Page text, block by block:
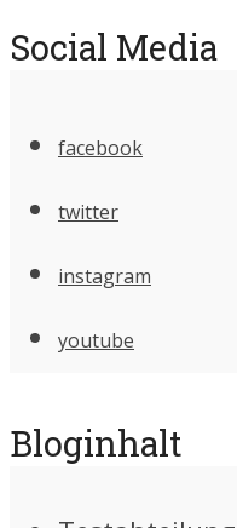
Social Media
facebook
twitter
instagram
youtube
Bloginhalt